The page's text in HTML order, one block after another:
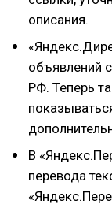
описания.
объявлений
РФ. Теперь
В
перевода